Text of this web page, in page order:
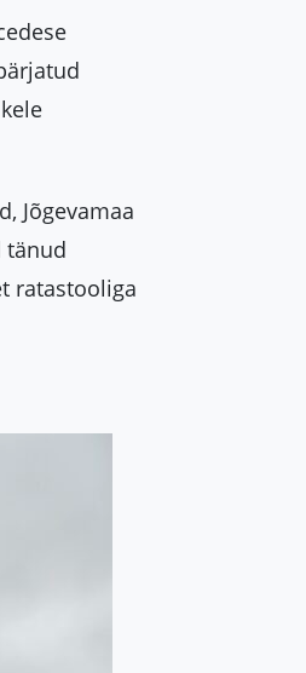
Jõgevamaa
tänud
ratastooliga